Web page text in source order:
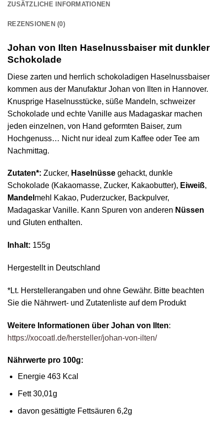
ZUSÄTZLICHE INFORMATIONEN
REZENSIONEN (0)
Johan von Ilten Haselnussbaiser mit dunkler
Schokolade
Diese zarten und herrlich schokoladigen Haselnussbaiser
kommen aus der Manufaktur Johan von Ilten in Hannover.
Knusprige Haselnusstücke, süße Mandeln, schweizer
Schokolade und echte Vanille aus Madagaskar machen
jeden einzelnen, von Hand geformten Baiser, zum
Hochgenuss… Nicht nur ideal zum Kaffee oder Tee am
Nachmittag.
Zutaten*: Zucker, Haselnüsse gehackt, dunkle
Schokolade (Kakaomasse, Zucker, Kakaobutter), Eiweiß,
Mandel mehl Kakao, Puderzucker, Backpulver,
Madagaskar Vanille. Kann Spuren von anderen Nüssen
und Gluten enthalten.
Inhalt: 155g
Hergestellt in Deutschland
*Lt. Herstellerangaben und ohne Gewähr. Bitte beachten
Sie die Nährwert- und Zutatenliste auf dem Produkt
Weitere Informationen über Johan von Ilten:
https://xocoatl.de/hersteller/johan-von-ilten/
Nährwerte pro 100g:
Energie 463 Kcal
Fett 30,01g
davon gesättigte Fettsäuren 6,2g